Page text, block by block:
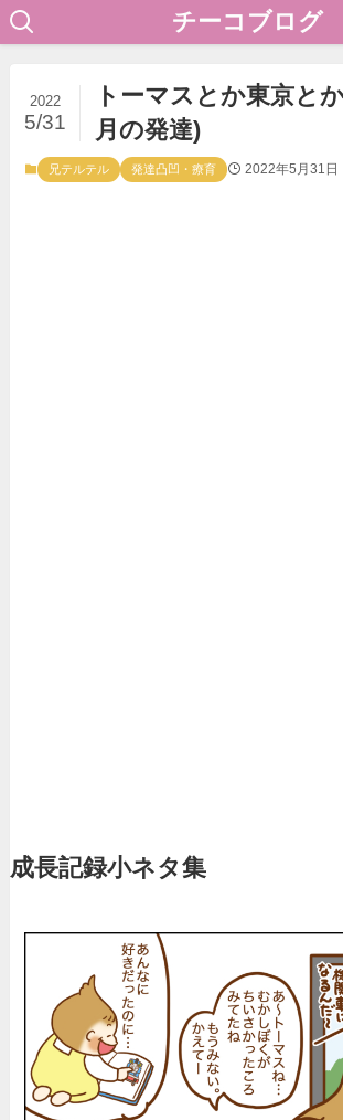
チーコブログ
トーマスとか東京と
月の発達)
2022
5/31
兄テルテル 発達凸凹・療育 2022年5月31日
成長記録小ネタ集